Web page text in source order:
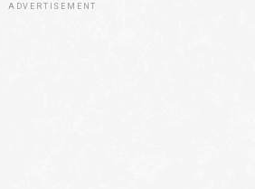
ADVERTISEMENT